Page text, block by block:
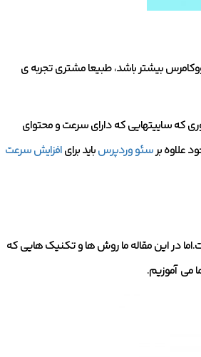
بیشتر باشد، طبیعا مشتری تجربه ی
که ساییتهایی که دارای سرعت و محتوای
علاوه برسئو وردپرسباید برایافزایش سرعت
در این مقاله ما روش ها و تکنیک هایی که
می آموزیم.